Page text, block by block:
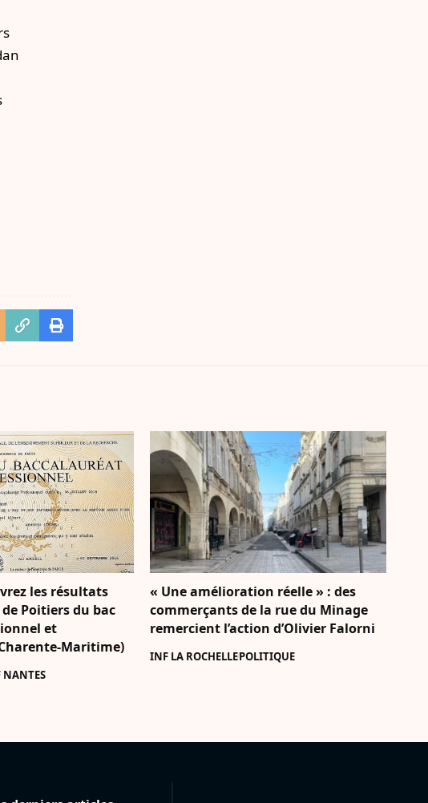
les résultats
Poitiers du bac
et
Maritime)
« Une amélioration réelle » : des
commerçants de la rue du Minage
remercient l’action d’Olivier Falorni
INF LA ROCHELLEPOLITIQUE